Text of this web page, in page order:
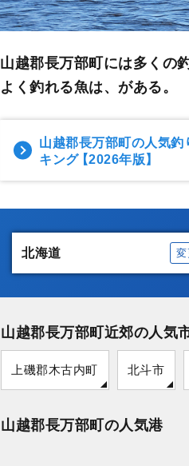
山越郡長万部町には多くの
よく釣れる魚は、がある。
山越郡長万部町の人気釣
キング【2026年版】
北海道 変
山越郡長万部町近郊の人気
上磯郡木古内町 北斗市
山越郡長万部町の人気港